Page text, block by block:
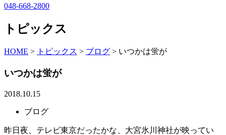
048-668-2800
トピックス
HOME > トピックス > ブログ > いつかは蛍が
いつかは蛍が
2018.10.15
ブログ
昨日夜、テレビ東京だったかな、大宮氷川神社が映ってい